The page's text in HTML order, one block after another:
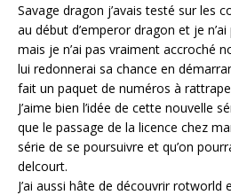
Savage dragon j’avais testé sur les
au début d’emperor dragon et je
mais je n’ai pas vraiment accroché
lui redonnerai sa chance en
fait un paquet de numéros à
J’aime bien l’idée de cette nouvelle
que le passage de la licence chez
série de se poursuivre et qu’on
delcourt.
J’ai aussi hâte de découvrir